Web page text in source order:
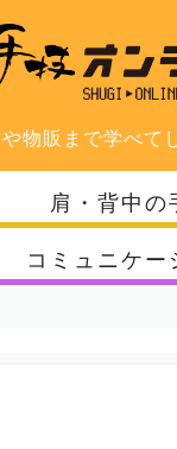
物販まで学べて
肩・背中の
コミュニケー